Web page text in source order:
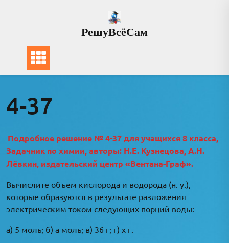
РешуВсёСам
4-37
Подробное решение № 4-37 для учащихся 8 класса,
Задачник по химии, авторы: Н.Е. Кузнецова, А.Н.
Лёвкин, издательский центр «Вентана-Граф».
Вычислите объем кислорода и водорода (н. у.),
которые образуются в результате разложения
электрическим током следующих порций воды:
а) 5 моль; б) a моль; в) 36 г; г) x г.